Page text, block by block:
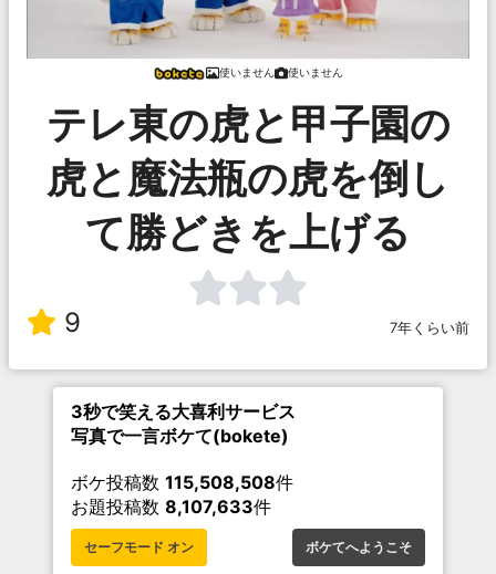
使いません 使いません
テレ東の虎と甲子園の
虎と魔法瓶の虎を倒し
て勝どきを上げる
9 7年くらい前
3秒で笑える大喜利サービス
写真で一言ボケて(bokete)
ボケ投稿数 115,508,508件
お題投稿数 8,107,633件
セーフモード オン ボケてへようこそ